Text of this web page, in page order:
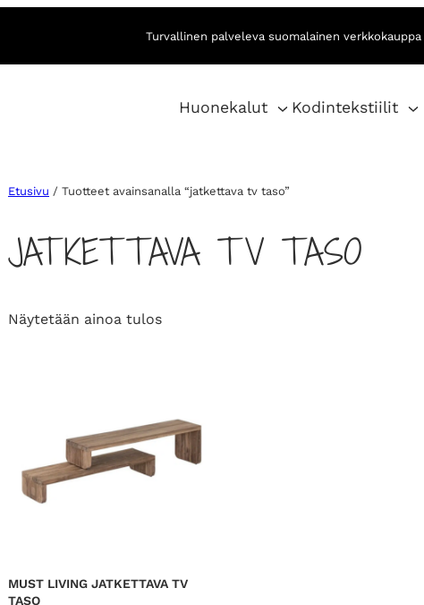
Turvallinen palveleva suomalainen verkkokauppa
Huonekalut Kodintekstiilit
Etusivu / Tuotteet avainsanalla “jatkettava tv taso”
JATKETTAVA TV TASO
Näytetään ainoa tulos
MUST LIVING JATKETTAVA TV
TASO